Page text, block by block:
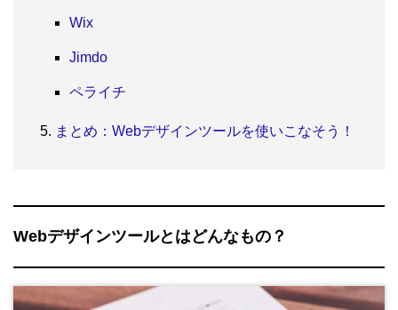
Wix
Jimdo
ペライチ
まとめ：Webデザインツールを使いこなそう！
Webデザインツールとはどんなもの？